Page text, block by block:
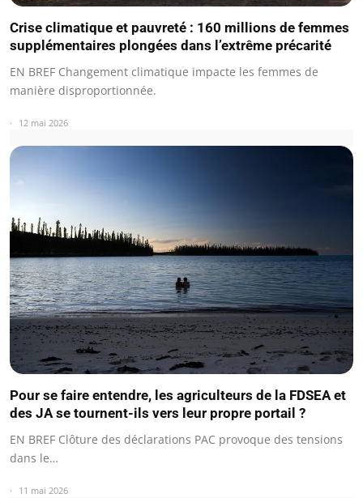
Crise climatique et pauvreté : 160 millions de femmes
supplémentaires plongées dans l’extrême précarité
EN BREF Changement climatique impacte les femmes de
manière disproportionnée.
12 mai 2026
Pour se faire entendre, les agriculteurs de la FDSEA et
des JA se tournent-ils vers leur propre portail ?
EN BREF Clôture des déclarations PAC provoque des tensions
dans le…
11 mai 2026